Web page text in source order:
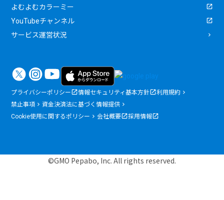
よむよむカラーミー
YouTubeチャンネル
サービス運営状況
プライバシーポリシー 情報セキュリティ基本方針
利用規約
禁止事項
資金決済法に基づく情報提供
Cookie使用に関するポリシー
会社概要 採用情報
©GMO Pepabo, Inc. All rights reserved.